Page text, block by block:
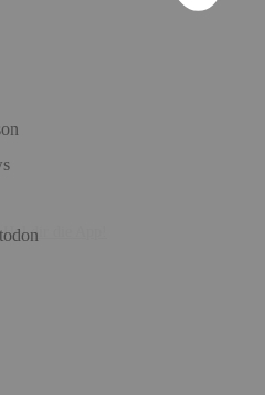
Hol dir die App!